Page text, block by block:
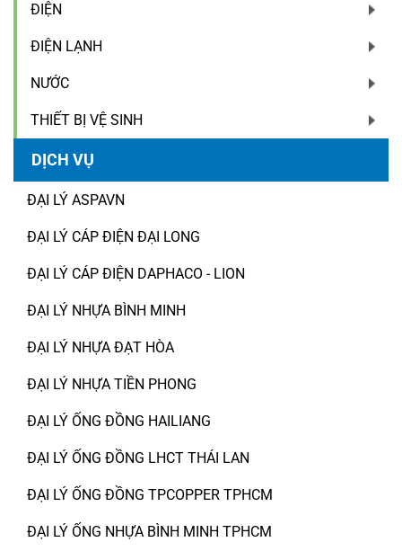
ĐIỆN
ĐIỆN LẠNH
NƯỚC
THIẾT BỊ VỆ SINH
DỊCH VỤ
ĐẠI LÝ ASPAVN
ĐẠI LÝ CÁP ĐIỆN ĐẠI LONG
ĐẠI LÝ CÁP ĐIỆN DAPHACO - LION
ĐẠI LÝ NHỰA BÌNH MINH
ĐẠI LÝ NHỰA ĐẠT HÒA
ĐẠI LÝ NHỰA TIỀN PHONG
ĐẠI LÝ ỐNG ĐỒNG HAILIANG
ĐẠI LÝ ỐNG ĐỒNG LHCT THÁI LAN
ĐẠI LÝ ỐNG ĐỒNG TPCOPPER TPHCM
ĐẠI LÝ ỐNG NHỰA BÌNH MINH TPHCM